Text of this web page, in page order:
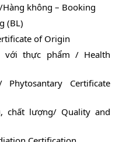
không – Booking
(BL)
of Origin
với thực phẩm / Health
Certificate
chất lượng/ Quality and